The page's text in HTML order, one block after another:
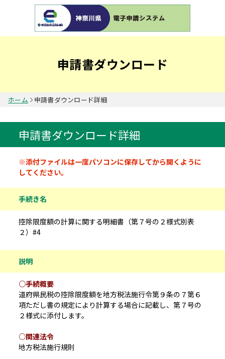
申請書ダウンロード
ホーム 申請書ダウンロード詳細
申請書ダウンロード詳細
申請書情報※添付ファイルは一度パソコンに保存してから開くように
してください。
手続き名
控除限度額の計算に関する明細書（第７号の２様式別表
２）#4
説明
○手続概要
道府県民税の控除限度額を地方税法施行令第９条の７第６
項ただし書の規定により計算する場合に記載し、第７号の
２様式に添付します。
○関連法令
地方税法施行規則